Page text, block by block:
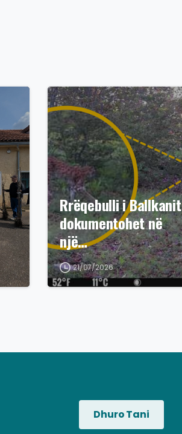
Rrëqebulli i Ballkanit
dokumentohet në
një…
21/07/2026
Dhuro Tani